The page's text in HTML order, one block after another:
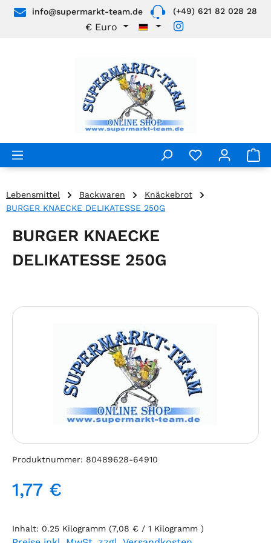
Zum Hauptinhalt springen
info@supermarkt-team.de (+49) 621 82 028 28
€ Euro
Lebensmittel Backwaren
Knäckebrot
BURGER KNAECKE DELIKATESSE 250G
BURGER KNAECKE
DELIKATESSE 250G
Bildergalerie überspringen
Produktnummer: 80489628-64910
Regulärer Preis:
1,77 €
Inhalt: 0.25 Kilogramm (7,08 € / 1 Kilogramm )